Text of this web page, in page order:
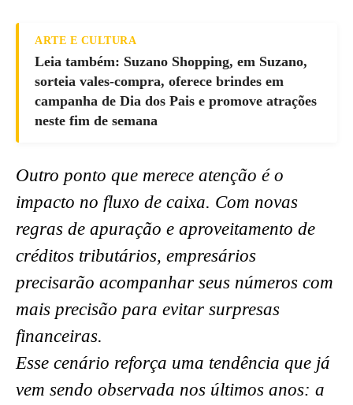
ARTE E CULTURA
Leia também: Suzano Shopping, em Suzano,
sorteia vales-compra, oferece brindes em
campanha de Dia dos Pais e promove atrações
neste fim de semana
Outro ponto que merece atenção é o
impacto no fluxo de caixa. Com novas
regras de apuração e aproveitamento de
créditos tributários, empresários
precisarão acompanhar seus números com
mais precisão para evitar surpresas
financeiras.
Esse cenário reforça uma tendência que já
vem sendo observada nos últimos anos: a